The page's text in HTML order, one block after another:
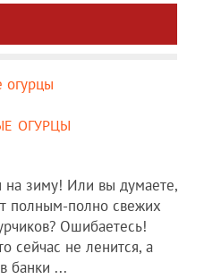
огурцы
на зиму! Или вы думаете,
полным-полно свежих
Ошибаетесь!
сейчас не ленится, а
банки ...